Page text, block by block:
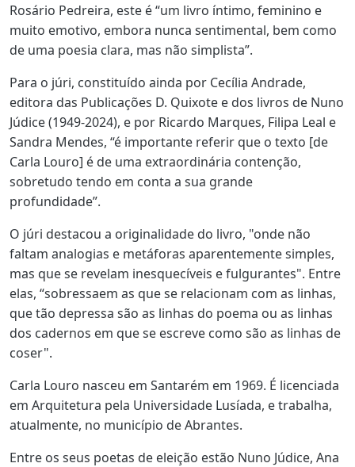
Rosário Pedreira, este é “um livro íntimo, feminino e
muito emotivo, embora nunca sentimental, bem como
de uma poesia clara, mas não simplista”.
Para o júri, constituído ainda por Cecília Andrade,
editora das Publicações D. Quixote e dos livros de Nuno
Júdice (1949-2024), e por Ricardo Marques, Filipa Leal e
Sandra Mendes, “é importante referir que o texto [de
Carla Louro] é de uma extraordinária contenção,
sobretudo tendo em conta a sua grande
profundidade”.
O júri destacou a originalidade do livro, "onde não
faltam analogias e metáforas aparentemente simples,
mas que se revelam inesquecíveis e fulgurantes". Entre
elas, “sobressaem as que se relacionam com as linhas,
que tão depressa são as linhas do poema ou as linhas
dos cadernos em que se escreve como são as linhas de
coser".
Carla Louro nasceu em Santarém em 1969. É licenciada
em Arquitetura pela Universidade Lusíada, e trabalha,
atualmente, no município de Abrantes.
Entre os seus poetas de eleição estão Nuno Júdice, Ana